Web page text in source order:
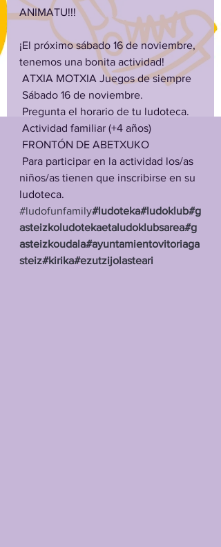
ANIMATU!!!
¡El próximo sábado 16 de noviembre,
tenemos una bonita actividad!
ATXIA MOTXIA Juegos de siempre
Sábado 16 de noviembre.
Pregunta el horario de tu ludoteca.
Actividad familiar (+4 años)
FRONTÓN DE ABETXUKO
Para participar en la actividad los/as
niños/as tienen que inscribirse en su
ludoteca.
#ludofunfamily#ludoteka#ludoklub#g
asteizkoludotekaetaludoklubsarea#g
asteizkoudala#ayuntamientovitoriaga
steiz#kirika#ezutzijolasteari